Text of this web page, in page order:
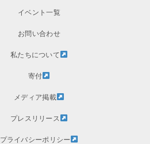
イベント一覧
お問い合わせ
私たちについて
寄付
メディア掲載
プレスリリース
プライバシーポリシー